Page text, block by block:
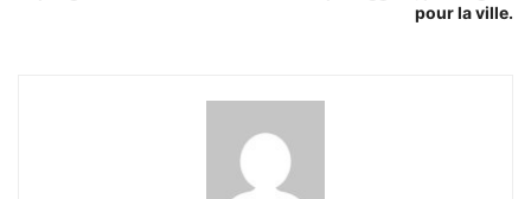
pour la ville.